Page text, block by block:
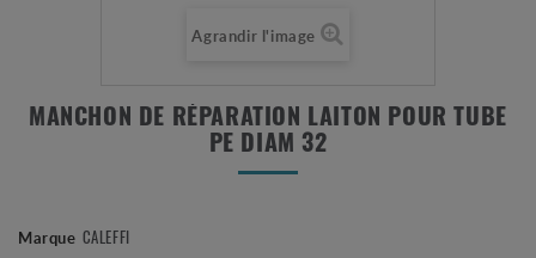
Agrandir l'image
MANCHON DE RÉPARATION LAITON POUR TUBE
PE DIAM 32
Marque CALEFFI